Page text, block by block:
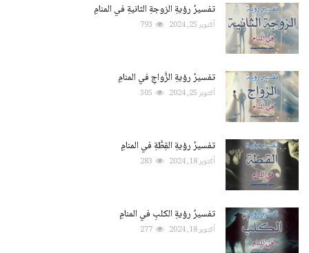
تفسيرُ رؤيةِ الزوجةِ الثانيةِ في المنامِ
أكتوبر 25, 2024 793
تفسيرُ رؤيةِ الزَّواجِ في المنامِ
أكتوبر 25, 2024 305
تفسيرُ رؤيةِ القِطَّةِ في المنامِ
أكتوبر 18, 2024 283
تفسيرُ رؤيةِ الكلبِ في المنامِ
أكتوبر 18, 2024 277